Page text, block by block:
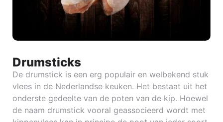
Drumsticks
De drumstick is een erg populair en welbekend stuk
vlees in de Nederlandse keuken. Het bestaat uit het
onderste gedeelte van de poten van de kip. Hoewel
de naam drumstick vooral geassocieerd wordt met